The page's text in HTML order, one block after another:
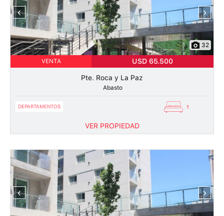
‹ ›
32
VENTA USD 65.500
Pte. Roca y La Paz
Abasto
DEPARTAMENTOS 1
VER PROPIEDAD
‹ ›